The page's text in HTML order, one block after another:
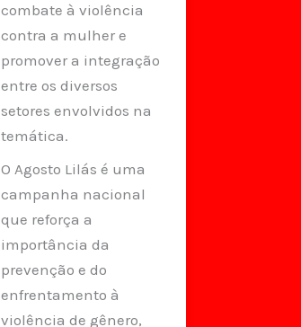
combate à violência
contra a mulher e
promover a integração
entre os diversos
setores envolvidos na
temática.
O Agosto Lilás é uma
campanha nacional
que reforça a
importância da
prevenção e do
enfrentamento à
violência de gênero,